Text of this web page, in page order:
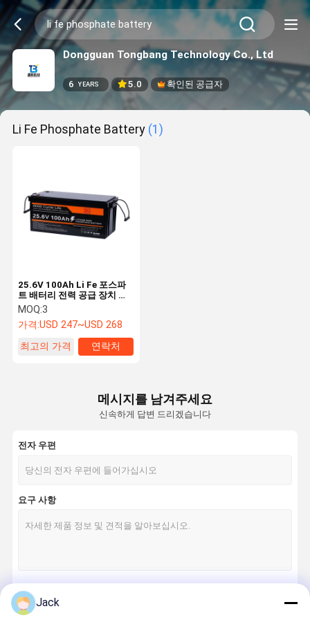
Dongguan Tongbang Technology Co., Ltd
6 YEARS 5.0 확인된 공급자
Li Fe Phosphate Battery (1)
25.6V 100Ah Li Fe 포스파
트 배터리 전력 공급 장치 차
단
MOQ:3
가격:USD 247~USD 268
최고의 가격
연락처
메시지를 남겨주세요
신속하게 답변 드리겠습니다
전자 우편
요구 사항
Jack